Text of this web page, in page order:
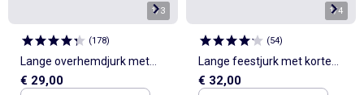
1/3
(178)
Lange overhemdjurk met
strikceintuur
€ 29,00
1/4
(54)
Lange feestjurk met korte
mouwen
€ 32,00